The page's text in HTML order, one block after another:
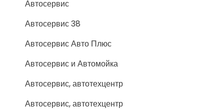
Автосервис
Автосервис 38
Автосервис Авто Плюс
Автосервис и Автомойка
Автосервис, автотехцентр
Автосервис, автотехцентр